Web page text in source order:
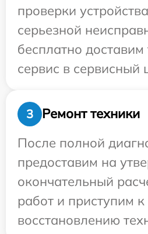
проверки
серьезной
бесплатно доставим
сервис в сервисный
3
Ремонт техники
После полной
предоставим на
окончательный
работ и приступим к
восстановлению